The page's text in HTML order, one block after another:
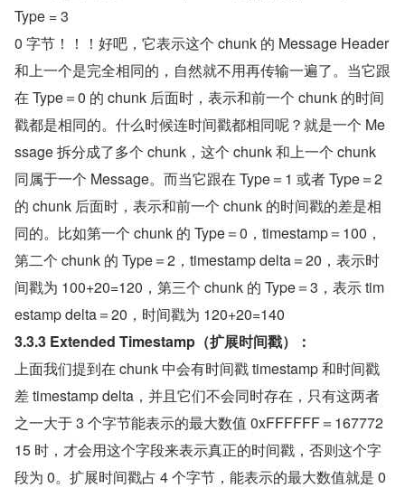
Type = 3
0 字节！！！好吧，它表示这个 chunk 的 Message Header
和上一个是完全相同的，自然就不用再传输一遍了。当它跟
在 Type＝0 的 chunk 后面时，表示和前一个 chunk 的时间
戳都是相同的。什么时候连时间戳都相同呢？就是一个 Me
ssage 拆分成了多个 chunk，这个 chunk 和上一个 chunk
同属于一个 Message。而当它跟在 Type＝1 或者 Type＝2
的 chunk 后面时，表示和前一个 chunk 的时间戳的差是相
同的。比如第一个 chunk 的 Type＝0，timestamp＝100，
第二个 chunk 的 Type＝2，timestamp delta＝20，表示时
间戳为 100+20=120，第三个 chunk 的 Type＝3，表示 tim
estamp delta＝20，时间戳为 120+20=140
3.3.3 Extended Timestamp（扩展时间戳）：
上面我们提到在 chunk 中会有时间戳 timestamp 和时间戳
差 timestamp delta，并且它们不会同时存在，只有这两者
之一大于 3 个字节能表示的最大数值 0xFFFFFF＝167772
15 时，才会用这个字段来表示真正的时间戳，否则这个字
段为 0。扩展时间戳占 4 个字节，能表示的最大数值就是 0